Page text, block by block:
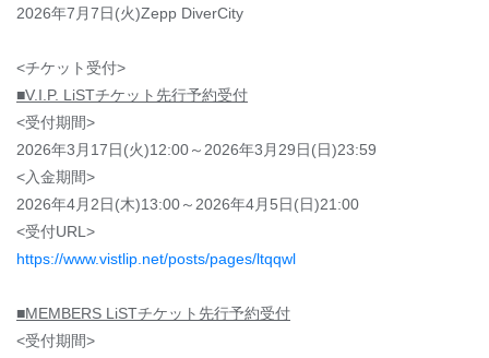
2026年7月7日(火)Zepp DiverCity
<チケット受付>
■V.I.P. LiSTチケット先行予約受付
<受付期間>
2026年3月17日(火)12:00～2026年3月29日(日)23:59
<入金期間>
2026年4月2日(木)13:00～2026年4月5日(日)21:00
<受付URL>
https://www.vistlip.net/posts/pages/ltqqwl
■MEMBERS LiSTチケット先行予約受付
<受付期間>